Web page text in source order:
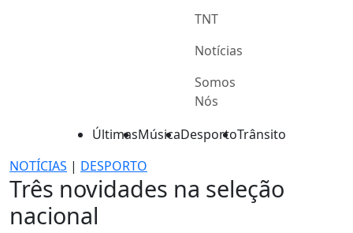
TNT
Notícias
Somos
Nós
ÚltimasMúsicaDesportoTrânsito
NOTÍCIAS | DESPORTO
Três novidades na seleção
nacional